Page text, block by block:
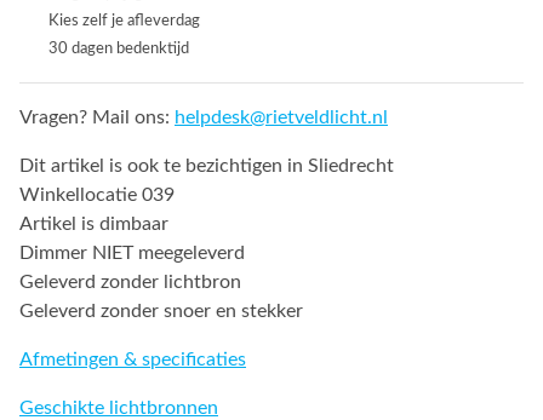
Kies zelf je afleverdag
30 dagen bedenktijd
Vragen? Mail ons: helpdesk@rietveldlicht.nl
Dit artikel is ook te bezichtigen in Sliedrecht
Winkellocatie 039
Artikel is dimbaar
Dimmer NIET meegeleverd
Geleverd zonder lichtbron
Geleverd zonder snoer en stekker
Afmetingen & specificaties
Geschikte lichtbronnen